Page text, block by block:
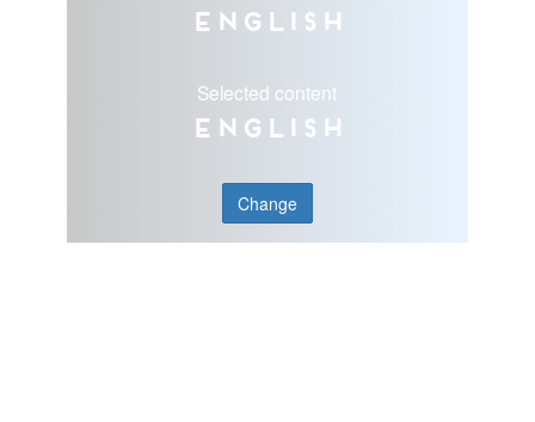
English
Selected content
English
Change